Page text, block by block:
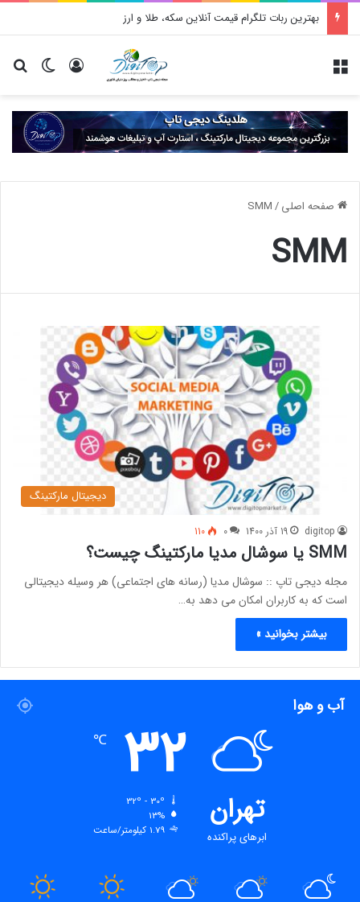
بهترین ربات تلگرام قیمت آنلاین سکه، طلا و ارز
تغییر ورود
صفحه اصلی/
SMM
SMM
دیجیتال مارکتینگ
digitop 19 آذر 1400 0
110
SMM یا سوشال مدیا مارکتینگ چیست؟
مجله دیجی تاپ :: سوشال مدیا (رسانه های اجتماعی) هر وسیله دیجیتالی
است که به کاربران امکان می دهد به…
بیشتر بخوانید »
آب و هوا
تهران
ابرهای پراکنده
32
℃
13%
1.79 کیلومتر/ساعت